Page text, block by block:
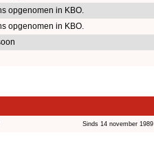
opgenomen in KBO.
opgenomen in KBO.
Sinds 14 november 1989